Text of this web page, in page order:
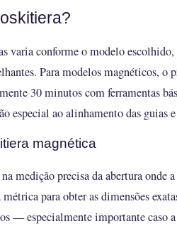
varia conforme o modelo
Para modelos magnéticos, o
30 minutos com ferramentas
especial ao alinhamento das guias
magnética
medição precisa da abertura onde
para obter as dimensões
— especialmente importante caso a